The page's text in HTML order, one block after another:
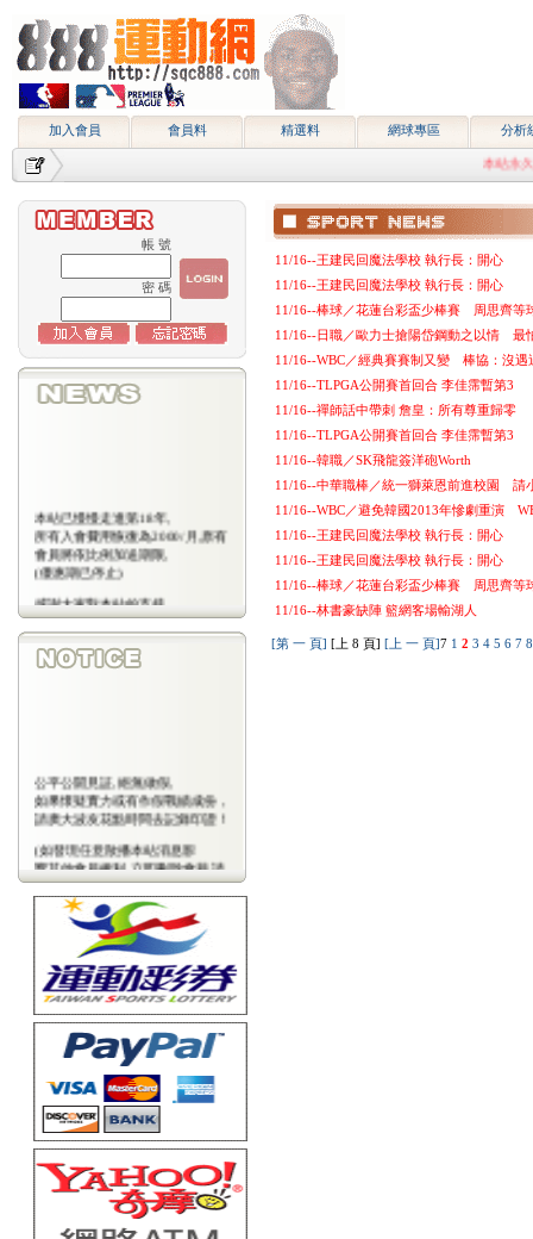
加入會員 會員料 精選料 網球專區 分析
本站永久
帳 號
密 碼
本站已慢慢走進第18年,
所有入會費用恢復為2000/月,原有
會員將依比例加送期限,
(優惠期已停止)
感謝大家對本站的支持
(包年優惠期已停止)
公平公開見証,絕無做假,
如果懷疑實力或有作假戰績成份，
請廣大波友花點時間去記錄印證！
(如發現任意散播本站消息影
響其他會員權利,立即刪除會藉,請
會
員注意)
11/16--王建民回魔法學校 執行長：開心
11/16--王建民回魔法學校 執行長：開心
11/16--棒球／花蓮台彩盃少棒賽 周思齊等
11/16--日職／歐力士搶陽岱鋼動之以情 最
11/16--WBC／經典賽賽制又變 棒協：沒遇
11/16--TLPGA公開賽首回合 李佳霈暫第3
11/16--禪師話中帶刺 詹皇：所有尊重歸零
11/16--TLPGA公開賽首回合 李佳霈暫第3
11/16--韓職／SK飛龍簽洋砲Worth
11/16--中華職棒／統一獅萊恩前進校園 請
11/16--WBC／避免韓國2013年慘劇重演
11/16--王建民回魔法學校 執行長：開心
11/16--王建民回魔法學校 執行長：開心
11/16--棒球／花蓮台彩盃少棒賽 周思齊等
11/16--林書豪缺陣 籃網客場輸湖人
[第 一 頁] [上 8 頁] [上 一 頁]7 1 2 3 4 5 6 7